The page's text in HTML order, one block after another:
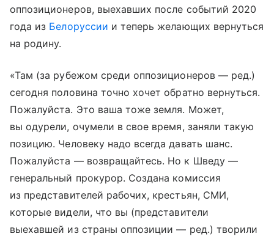
оппозиционеров, выехавших после событий 2020
года из Белоруссии и теперь желающих вернуться
на родину.
«Там (за рубежом среди оппозиционеров — ред.)
сегодня половина точно хочет обратно вернуться.
Пожалуйста. Это ваша тоже земля. Может,
вы одурели, очумели в свое время, заняли такую
позицию. Человеку надо всегда давать шанс.
Пожалуйста — возвращайтесь. Но к Шведу —
генеральный прокурор. Создана комиссия
из представителей рабочих, крестьян, СМИ,
которые видели, что вы (представители
выехавшей из страны оппозиции — ред.) творили